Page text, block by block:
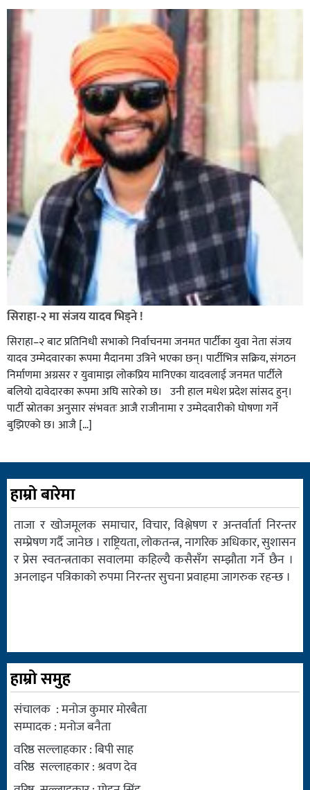
सिराहा-२ मा संजय यादव भिड्ने !
सिराहा–२ बाट प्रतिनिधी सभाको निर्वाचनमा जनमत पार्टीका युवा नेता संजय
यादव उम्मेदवारका रूपमा मैदानमा उत्रिने भएका छन्। पार्टीभित्र सक्रिय, संगठन
निर्माणमा अग्रसर र युवामाझ लोकप्रिय मानिएका यादवलाई जनमत पार्टीले
बलियो दावेदारका रूपमा अघि सारेको छ। उनी हाल मधेश प्रदेश सांसद हुन्।
पार्टी स्रोतका अनुसार संभवतः आजै राजीनामा र उम्मेदवारीको घोषणा गर्ने
बुझिएको छ। आजै […]
हाम्रो बारेमा
ताजा र खोजमूलक समाचार, विचार, विश्लेषण र अन्तर्वार्ता निरन्तर
सम्प्रेषण गर्दै जानेछ । राष्ट्रियता, लोकतन्त्र, नागरिक अधिकार, सुशासन
र प्रेस स्वतन्त्रताका सवालमा कहिल्यै कसैसँग सम्झौता गर्ने छैन ।
अनलाइन पत्रिकाको रुपमा निरन्तर सुचना प्रवाहमा जागरुक रहन्छ ।
हाम्रो समुह
संचालक : मनोज कुमार मोरबैता
सम्पादक : मनोज बनैता
वरिष्ठ सल्लाहकार : बिपी साह
वरिष्ठ सल्लाहकार : श्रवण देव